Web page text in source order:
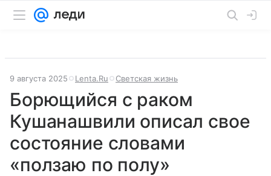
9 августа 2025 Lenta.Ru Светская жизнь
Борющийся с раком
Кушанашвили описал свое
состояние словами
«ползаю по полу»